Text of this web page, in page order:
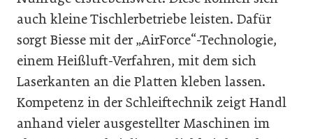
auch kleine Tischlerbetriebe leisten. Dafür
sorgt Biesse mit der „AirForce“-Technologie,
einem Heißluft-Verfahren, mit dem sich
Laserkanten an die Platten kleben lassen.
Kompetenz in der Schleiftechnik zeigt Handl
anhand vieler ausgestellter Maschinen im